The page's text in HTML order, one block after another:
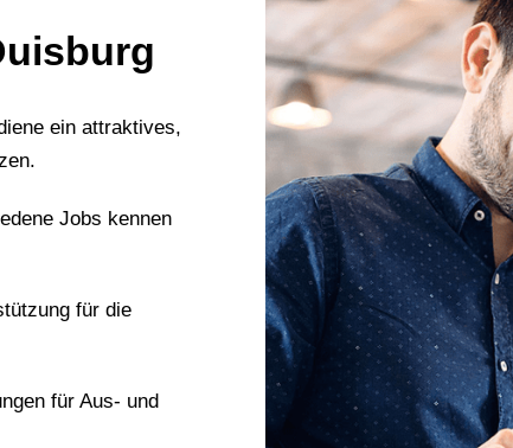
ein attraktives,
Jobs kennen
für die
für Aus- und